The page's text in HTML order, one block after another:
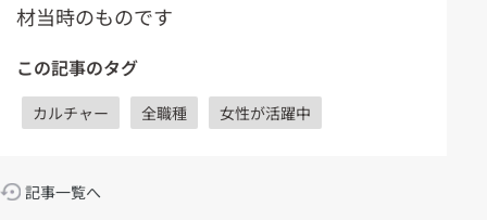
材当時のものです
この記事のタグ
カルチャー 全職種 女性が活躍中
記事一覧へ